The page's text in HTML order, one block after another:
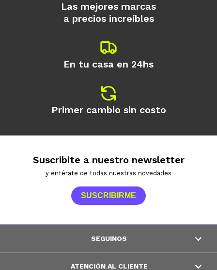
Las mejores marcas
a precios increíbles
En tu casa en 24hs
Primer cambio sin costo
Suscribite a nuestro newsletter
y entérate de todas nuestras novedades
SUSCRIBIRME
SEGUINOS
ATENCIÓN AL CLIENTE